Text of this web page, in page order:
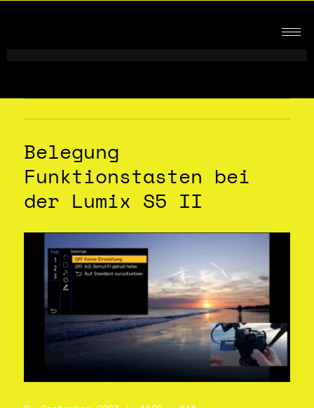
Belegung
Funktionstasten bei
der Lumix S5 II